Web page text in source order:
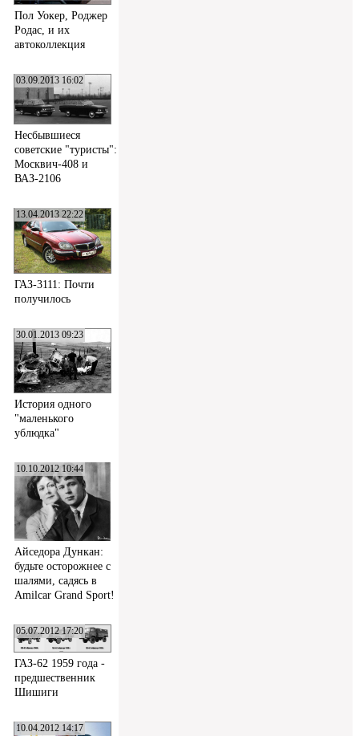
Пол Уокер, Роджер
Родас, и их
автоколлекция
03.09.2013 16:02
Несбывшиеся
советские "туристы":
Москвич-408 и
ВАЗ-2106
13.04.2013 22:22
ГАЗ-3111: Почти
получилось
30.01.2013 09:23
История одного
"маленького
ублюдка"
10.10.2012 10:44
Айседора Дункан:
будьте осторожнее с
шалями, садясь в
Amilcar Grand Sport!
05.07.2012 17:20
ГАЗ-62 1959 года -
предшественник
Шишиги
10.04.2012 14:17